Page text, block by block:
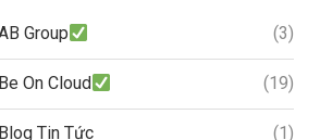
Group (3)
On Cloud (19)
Tin Tức (1)